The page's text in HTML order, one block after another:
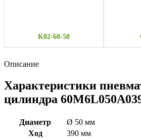
K02-60-50
Описание
Характеристики
цилиндра
Диаметр
Ø 50 мм
Ход
390 мм